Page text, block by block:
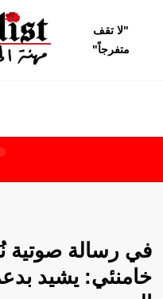
"لا تقف
متفرجاً"
في رسالة صوتية
خامنئي: يشيد